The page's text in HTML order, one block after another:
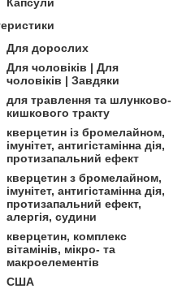
Для дорослих
Для чоловіків | Для
чоловіків | Завдяки
для травлення та шлунково-
кишкового тракту
кверцетин із бромелайном,
імунітет, антигістамінна дія,
протизапальний ефект
кверцетин з бромелайном,
імунітет, антигістамінна дія,
протизапальний ефект,
алергія, судини
кверцетин, комплекс
вітамінів, мікро- та
макроелементів
США